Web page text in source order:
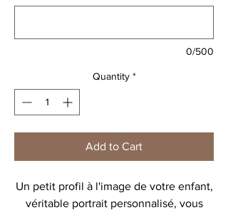
0/500
Quantity *
Add to Cart
Un petit profil à l'image de votre enfant,
véritable portrait personnalisé, vous